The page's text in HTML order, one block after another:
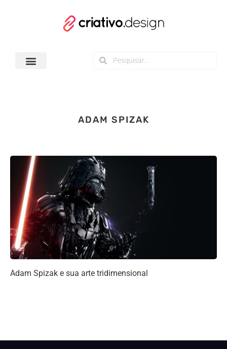
ADAM SPIZAK
Adam Spizak e sua arte tridimensional